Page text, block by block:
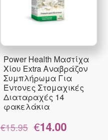
Power Health Μαστίχα
Χίου Extra Αναβράζον
Συμπλήρωμα Για
Έντονες Στομαχικές
Διαταραχές 14
φακελάκια
€15.95
Original
price
€14.00